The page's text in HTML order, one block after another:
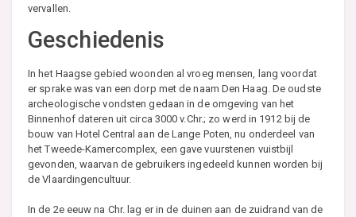
vervallen.
Geschiedenis
In het Haagse gebied woonden al vroeg mensen, lang voordat
er sprake was van een dorp met de naam Den Haag. De oudste
archeologische vondsten gedaan in de omgeving van het
Binnenhof dateren uit circa 3000 v.Chr.; zo werd in 1912 bij de
bouw van Hotel Central aan de Lange Poten, nu onderdeel van
het Tweede-Kamercomplex, een gave vuurstenen vuistbijl
gevonden, waarvan de gebruikers ingedeeld kunnen worden bij
de Vlaardingencultuur.
In de 2e eeuw na Chr. lag er in de duinen aan de zuidrand van de